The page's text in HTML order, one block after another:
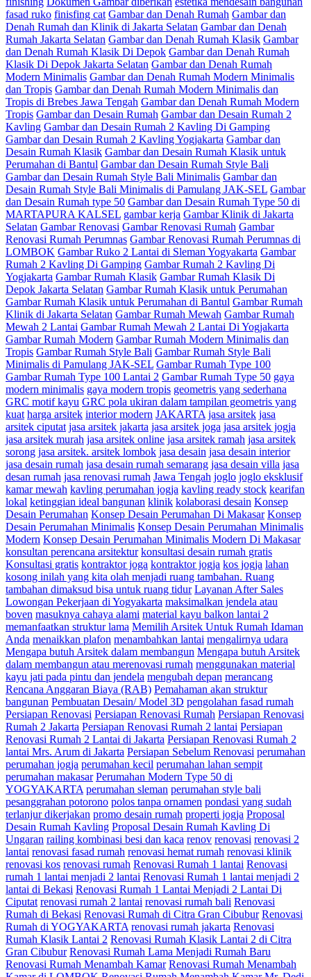
fasad ruko finisfing cat Gambar dan Denah Rumah Gambar dan
Denah Rumah dan Klinik di Jakarta Selatan Gambar dan Denah
Rumah Jakarta Selatan Gambar dan Denah Rumah Klasik Gambar
dan Denah Rumah Klasik Di Depok Gambar dan Denah Rumah
Klasik Di Depok Jakarta Selatan Gambar dan Denah Rumah
Modern Minimalis Gambar dan Denah Rumah Modern Minimalis
dan Tropis Gambar dan Denah Rumah Modern Minimalis dan
Tropis di Brebes Jawa Tengah Gambar dan Denah Rumah Modern
Tropis Gambar dan Desain Rumah Gambar dan Desain Rumah 2
Kavling Gambar dan Desain Rumah 2 Kavling Di Gamping
Gambar dan Desain Rumah 2 Kavling Yogjakarta Gambar dan
Desain Rumah Klasik Gambar dan Desain Rumah Klasik untuk
Perumahan di Bantul Gambar dan Desain Rumah Style Bali
Gambar dan Desain Rumah Style Bali Minimalis Gambar dan
Desain Rumah Style Bali Minimalis di Pamulang JAK-SEL Gambar
dan Desain Rumah type 50 Gambar dan Desain Rumah Type 50 di
MARTAPURA KALSEL gambar kerja Gambar Klinik di Jakarta
Selatan Gambar Renovasi Gambar Renovasi Rumah Gambar
Renovasi Rumah Perumnas Gambar Renovasi Rumah Perumnas di
LOMBOK Gambar Ruko 2 Lantai di Sleman Yogyakarta Gambar
Rumah 2 Kavling Di Gamping Gambar Rumah 2 Kavling Di
Yogjakarta Gambar Rumah Klasik Gambar Rumah Klasik Di
Depok Jakarta Selatan Gambar Rumah Klasik untuk Perumahan
Gambar Rumah Klasik untuk Perumahan di Bantul Gambar Rumah
Klinik di Jakarta Selatan Gambar Rumah Mewah Gambar Rumah
Mewah 2 Lantai Gambar Rumah Mewah 2 Lantai Di Yogjakarta
Gambar Rumah Modern Gambar Rumah Modern Minimalis dan
Tropis Gambar Rumah Style Bali Gambar Rumah Style Bali
Minimalis di Pamulang JAK-SEL Gambar Rumah Type 100
Gambar Rumah Type 100 Lantai 2 Gambar Rumah Type 50 gaya
modern minimalis gaya modern tropis geometris yang sederhana
GRC motif kayu GRC pola ukiran dalam tampilan geometris yang
kuat harga arsitek interior modern JAKARTA jasa arsitek jasa
arsitek ciputat jasa arsitek jakarta jasa arsitek joga jasa arsitek jogja
jasa arsitek murah jasa arsitek online jasa arsitek ramah jasa arsitek
sorong jasa arsitek. arsitek lombok jasa desain jasa desain interior
jasa desain rumah jasa desain rumah semarang jasa desain villa jasa
desan rumah jasa renovasi rumah Jawa Tengah joglo joglo eksklusif
kamar mewah kavling perumahan jogja kavling ready stock kearifan
lokal ketinggian ideal bangunan klinik kolaborasi desain Konsep
Desain Perumahan Konsep Desain Perumahan Di Makasar Konsep
Desain Perumahan Minimalis Konsep Desain Perumahan Minimalis
Modern Konsep Desain Perumahan Minimalis Modern Di Makasar
konsultan perencana arsitektur konsultasi desain rumah gratis
Konsultasi gratis kontraktor joga kontraktor jogja kos jogja lahan
kosong inilah yang kita olah menjadi ruang tambahan. Ruang
tambahan dimaksud bisa untuk ruang tidur Layanan After Sales
Lowongan Pekerjaan di Yogyakarta maksimalkan jendela atau
boven masuknya cahaya alami material kayu balkon lantai 2
memanfaatkan struktur lama Memilih Arsitek Untuk Rumah Idaman
Anda menaikkan plafon menambahkan lantai mengalirnya udara
Mengapa butuh Arsitek dalam membangun Mengapa butuh Arsitek
dalam membangun atau merenovasi rumah menggunakan material
kayu jati pada pintu dan jendela mengubah depan merancang
Rencana Anggaran Biaya (RAB) Pemahaman akan struktur
bangunan Pembuatan Desain/ Model 3D pengolahan fasad rumah
Persiapan Renovasi Persiapan Renovasi Rumah Persiapan Renovasi
Rumah 2 Jakarta Persiapan Renovasi Rumah 2 lantai Persiapan
Renovasi Rumah 2 Lantai di Jakarta Persiapan Renovasi Rumah 2
lantai Mrs. Arum di Jakarta Persiapan Sebelum Renovasi perumahan
perumahan jogja perumahan kecil perumahan lahan sempit
perumahan makasar Perumahan Modern Type 50 di
YOGYAKARTA perumahan sleman perumahan style bali
pesanggrahan potorono polos tanpa ornamen pondasi yang sudah
terlanjur dikerjakan promo desain rumah properti jogja Proposal
Desain Rumah Kavling Proposal Desain Rumah Kavling Di
Ungaran railing kombinasi besi dan kaca renov renovasi renovasi 2
lantai renovasi fasad rumah renovasi hemat rumah renovasi klinik
renovasi kos renovasi rumah Renovasi Rumah 1 lantai Renovasi
rumah 1 lantai menjadi 2 lantai Renovasi Rumah 1 lantai menjadi 2
lantai di Bekasi Renovasi Rumah 1 Lantai Menjadi 2 Lantai Di
Ciputat renovasi rumah 2 lantai renovasi rumah bali Renovasi
Rumah di Bekasi Renovasi Rumah di Citra Gran Cibubur Renovasi
Rumah di YOGYAKARTA renovasi rumah jakarta Renovasi
Rumah Klasik Lantai 2 Renovasi Rumah Klasik Lantai 2 di Citra
Gran Cibubur Renovasi Rumah Lama Menjadi Rumah Baru
Renovasi Rumah Menambah Kamar Renovasi Rumah Menambah